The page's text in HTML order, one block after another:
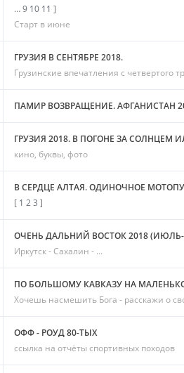
…9 10 11 ]
Старт в июне
ГРУЗИЯ В СЕНТЯБРЕ 2018.
Грузинские впечатления с четвертого
ПАМИР ВОЗВРАЩЕНИЕ. АФГАНИСТАН
ГРУЗИЯ 2018. В ПОГОНЕ ЗА СОЛНЦЕМ
кино, буквы, фото
В СЕРДЦЕ АЛТАЯ. ОДИНОЧНОЕ
[ 1 23 ]
ОЧЕНЬ ДАЛЬНИЙ ВОСТОК 2018 (ИЮЛЬ-
Иркутск - Сахалин - ...
ПО БОЛЬШОМУ КАВКАЗУ НА
Хочешь насмешить Бога - расскажи о
ОФФ - РОУД 80-ТЫХ
ссылка на отчёты спортивных походов